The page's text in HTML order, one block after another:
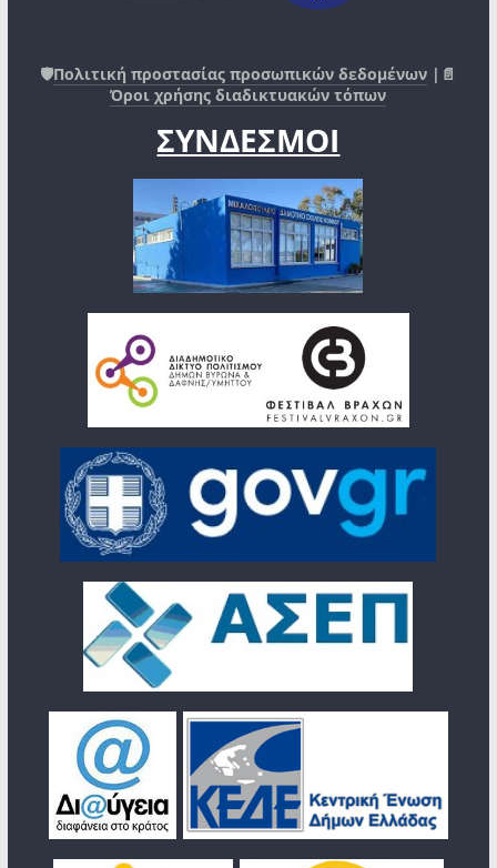
🛡️Πολιτική προστασίας προσωπικών δεδομένων |📄
Όροι χρήσης διαδικτυακών τόπων
ΣΥΝΔΕΣΜΟΙ